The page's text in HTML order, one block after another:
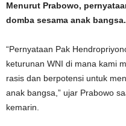
Menurut Prabowo,
domba sesama anak bangsa.
“Pernyataan Pak
keturunan WNI di mana kami
rasis dan berpotensi untuk
anak bangsa,” ujar Prabowo
kemarin.